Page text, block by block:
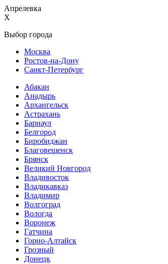
Апрелевка
X
Выбор города
Москва
Ростов-на-Дону
Санкт-Петербург
Абакан
Анадырь
Архангельск
Астрахань
Барнаул
Белгород
Биробиджан
Благовещенск
Брянск
Великий Новгород
Владивосток
Владикавказ
Владимир
Волгоград
Вологда
Воронеж
Гатчина
Горно-Алтайск
Грозный
Донецк